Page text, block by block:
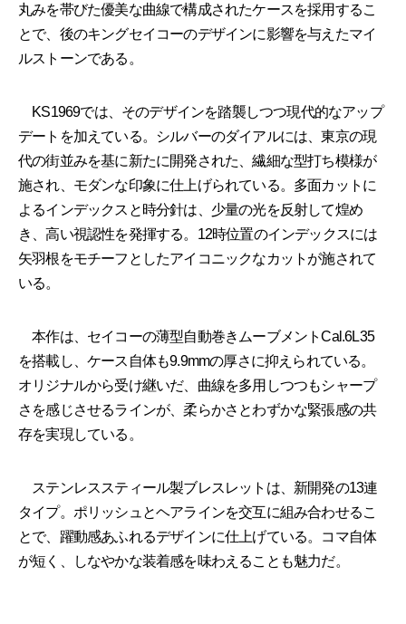
丸みを帯びた優美な曲線で構成されたケースを採用するこ
とで、後のキングセイコーのデザインに影響を与えたマイ
ルストーンである。
KS1969では、そのデザインを踏襲しつつ現代的なアップ
デートを加えている。シルバーのダイアルには、東京の現
代の街並みを基に新たに開発された、繊細な型打ち模様が
施され、モダンな印象に仕上げられている。多面カットに
よるインデックスと時分針は、少量の光を反射して煌め
き、高い視認性を発揮する。12時位置のインデックスには
矢羽根をモチーフとしたアイコニックなカットが施されて
いる。
本作は、セイコーの薄型自動巻きムーブメントCal.6L35
を搭載し、ケース自体も9.9mmの厚さに抑えられている。
オリジナルから受け継いだ、曲線を多用しつつもシャープ
さを感じさせるラインが、柔らかさとわずかな緊張感の共
存を実現している。
ステンレススティール製ブレスレットは、新開発の13連
タイプ。ポリッシュとヘアラインを交互に組み合わせるこ
とで、躍動感あふれるデザインに仕上げている。コマ自体
が短く、しなやかな装着感を味わえることも魅力だ。